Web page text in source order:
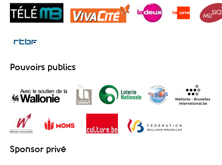
Pouvoirs publics
Sponsor privé